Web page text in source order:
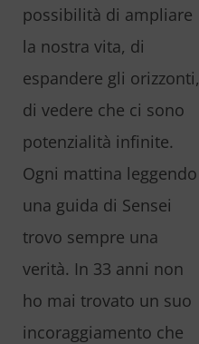
possibilità di ampliare
la nostra vita, di
espandere gli orizzonti,
di vedere che ci sono
potenzialità infinite.
Ogni mattina leggendo
una guida di Sensei
trovo sempre una
verità. In 33 anni non
ho mai trovato un suo
incoraggiamento che